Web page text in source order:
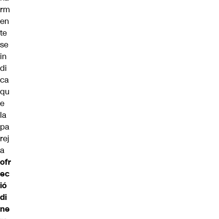
rm
en
te
se
in
di
ca
qu
e
la
pa
rej
a
ofr
ec
ió
di
ne